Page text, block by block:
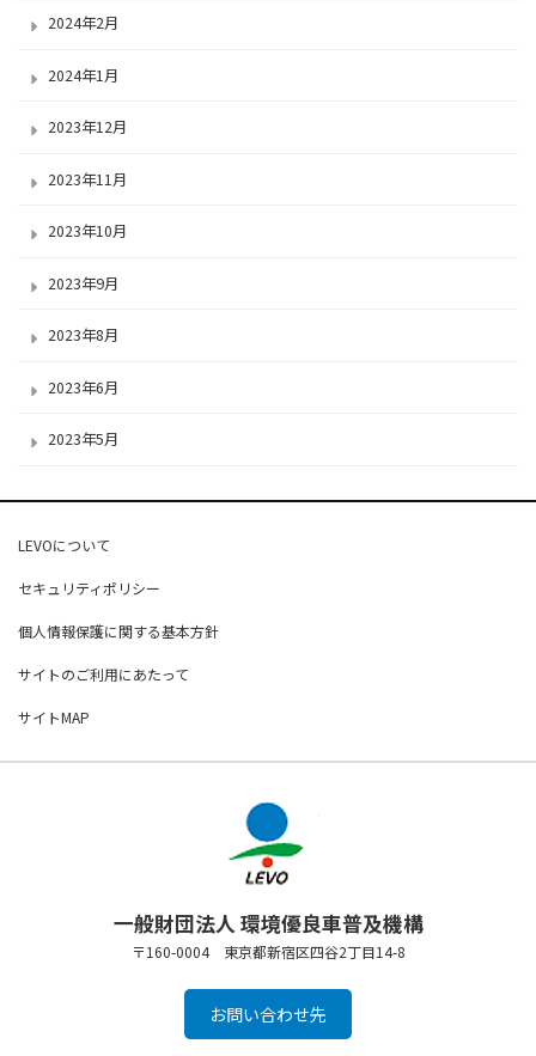
2024年2月
2024年1月
2023年12月
2023年11月
2023年10月
2023年9月
2023年8月
2023年6月
2023年5月
LEVOについて
セキュリティポリシー
個人情報保護に関する基本方針
サイトのご利用にあたって
サイトMAP
一般財団法人 環境優良車普及機構
〒160-0004 東京都新宿区四谷2丁目14-8
お問い合わせ先